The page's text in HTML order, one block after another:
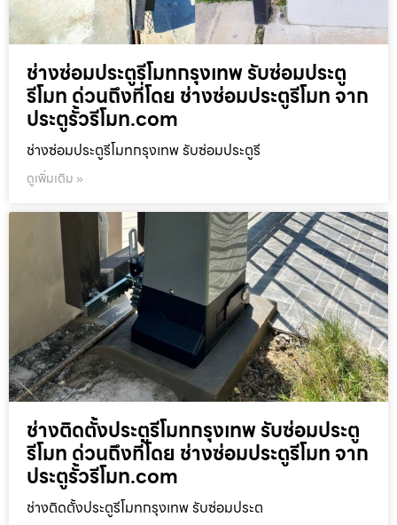
ช่างซ่อมประตูรีโมทกรุงเทพ รับซ่อมประตู
รีโมท ด่วนถึงที่โดย ช่างซ่อมประตูรีโมท จาก
ประตูรั้วรีโมท.com
ช่างซ่อมประตูรีโมทกรุงเทพ รับซ่อมประตูรี
ดูเพิ่มเติม »
ช่างติดตั้งประตูรีโมทกรุงเทพ รับซ่อมประตู
รีโมท ด่วนถึงที่โดย ช่างซ่อมประตูรีโมท จาก
ประตูรั้วรีโมท.com
ช่างติดตั้งประตูรีโมทกรุงเทพ รับซ่อมประต